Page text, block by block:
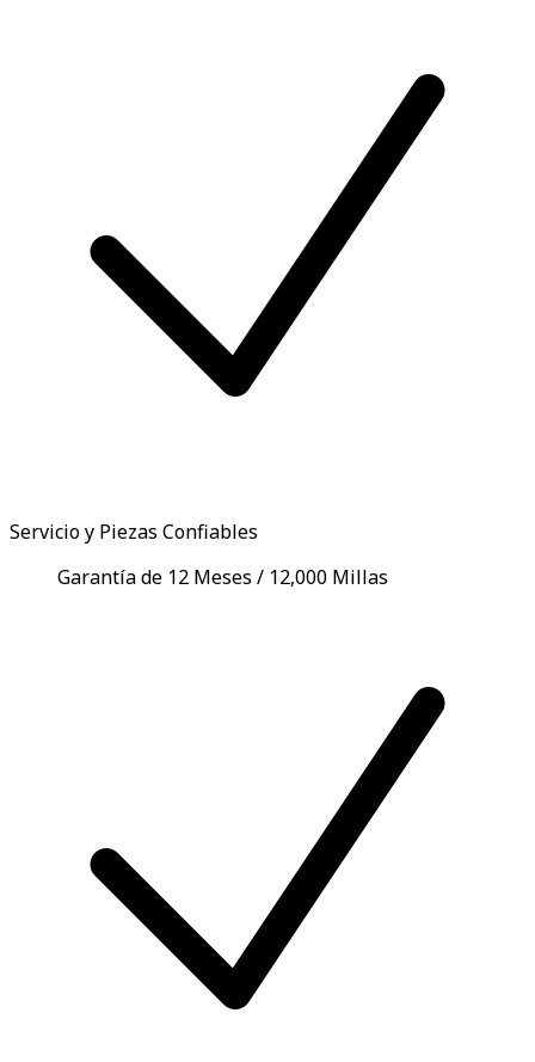
Servicio y Piezas Confiables
Garantía de 12 Meses / 12,000 Millas